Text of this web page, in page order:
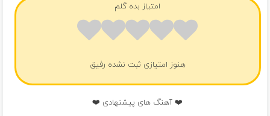
امتیاز بده گلم
هنوز امتیازی ثبت نشده رفیق
❤️ آهنگ های پیشنهادی ❤️